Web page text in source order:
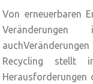
Von erneuerbaren
Recycling stellt
Herausforderungen